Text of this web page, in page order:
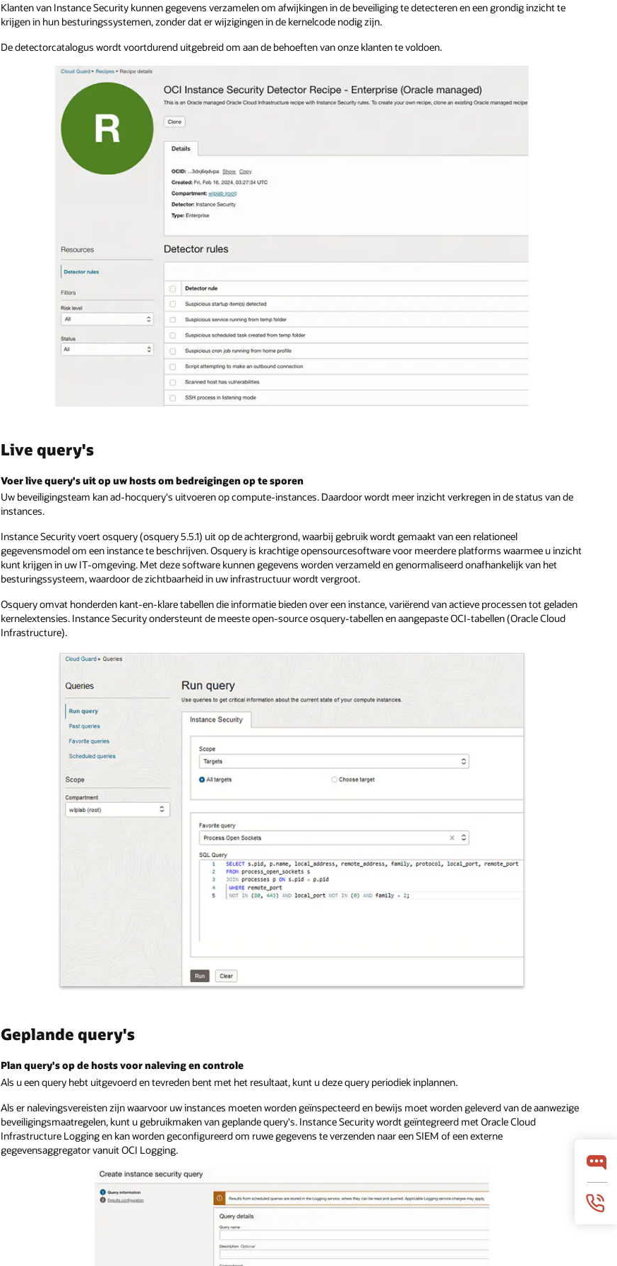
Klanten van Instance Security kunnen gegevens verzamelen om afwijkingen in de beveiliging te detecteren en een grondig inzicht te
krijgen in hun besturingssystemen, zonder dat er wijzigingen in de kernelcode nodig zijn.
De detectorcatalogus wordt voortdurend uitgebreid om aan de behoeften van onze klanten te voldoen.
Live query's
Voer live query's uit op uw hosts om bedreigingen op te sporen
Uw beveiligingsteam kan ad-hocquery's uitvoeren op compute-instances. Daardoor wordt meer inzicht verkregen in de status van de
instances.
Instance Security voert osquery (osquery 5.5.1) uit op de achtergrond, waarbij gebruik wordt gemaakt van een relationeel
gegevensmodel om een instance te beschrijven. Osquery is krachtige opensourcesoftware voor meerdere platforms waarmee u inzicht
kunt krijgen in uw IT-omgeving. Met deze software kunnen gegevens worden verzameld en genormaliseerd onafhankelijk van het
besturingssysteem, waardoor de zichtbaarheid in uw infrastructuur wordt vergroot.
Osquery omvat honderden kant-en-klare tabellen die informatie bieden over een instance, variërend van actieve processen tot geladen
kernelextensies. Instance Security ondersteunt de meeste open-source osquery-tabellen en aangepaste OCI-tabellen (Oracle Cloud
Infrastructure).
Geplande query's
Plan query's op de hosts voor naleving en controle
Als u een query hebt uitgevoerd en tevreden bent met het resultaat, kunt u deze query periodiek inplannen.
Als er nalevingsvereisten zijn waarvoor uw instances moeten worden geïnspecteerd en bewijs moet worden geleverd van de aanwezige
beveiligingsmaatregelen, kunt u gebruikmaken van geplande query's. Instance Security wordt geïntegreerd met Oracle Cloud
Infrastructure Logging en kan worden geconfigureerd om ruwe gegevens te verzenden naar een SIEM of een externe
gegevensaggregator vanuit OCI Logging.